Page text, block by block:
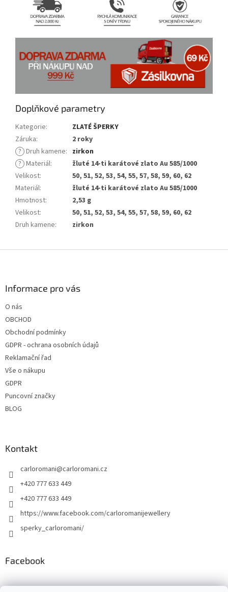
Doplňkové parametry
Kategorie:
ZLATÉ ŠPERKY
Záruka:
2 roky
? Druh kamene: zirkon
? Materiál:
žluté 14-ti karátové zlato Au 585/1000
Velikost:
50, 51, 52, 53, 54, 55, 57, 58, 59, 60, 62
Materiál:
žluté 14-ti karátové zlato Au 585/1000
Hmotnost:
2,53 g
Velikost:
50, 51, 52, 53, 54, 55, 57, 58, 59, 60, 62
Druh kamene: zirkon
Informace pro vás
O nás
OBCHOD
Obchodní podmínky
GDPR - ochrana osobních údajů
Reklamační řad
Vše o nákupu
GDPR
Puncovní značky
BLOG
Kontakt
carloromani@carloromani.cz
+420 777 633 449
+420 777 633 449
https://www.facebook.com/carloromanijewellery
sperky_carloromani/
Facebook